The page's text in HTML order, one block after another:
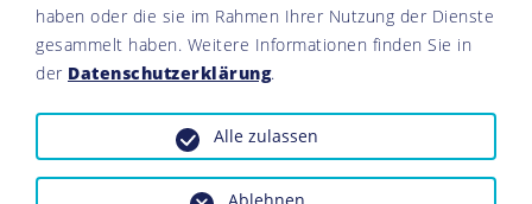
© 2026 Naturpark Steigerwald alle Rechte vorbehalten
haben oder die sie im Rahmen Ihrer Nutzung der Dienste
gesammelt haben. Weitere Informationen finden Sie in
der Datenschutzerklärung.
Alle zulassen